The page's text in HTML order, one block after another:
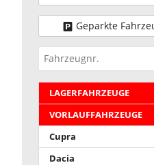
Geparkte
Fahrzeugnr.
LAGERFAHRZEUGE
VORLAUFFAHRZEUGE
Cupra
Dacia